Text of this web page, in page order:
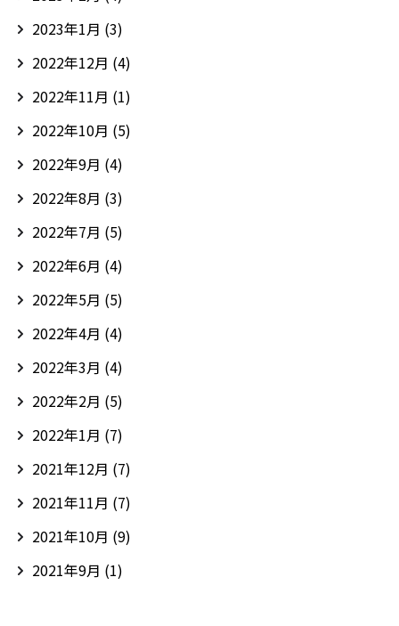
2023年1月 (3)
2022年12月 (4)
2022年11月 (1)
2022年10月 (5)
2022年9月 (4)
2022年8月 (3)
2022年7月 (5)
2022年6月 (4)
2022年5月 (5)
2022年4月 (4)
2022年3月 (4)
2022年2月 (5)
2022年1月 (7)
2021年12月 (7)
2021年11月 (7)
2021年10月 (9)
2021年9月 (1)